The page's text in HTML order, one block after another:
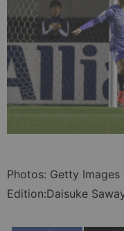
Photos: Getty Images
Edition:Daisuke